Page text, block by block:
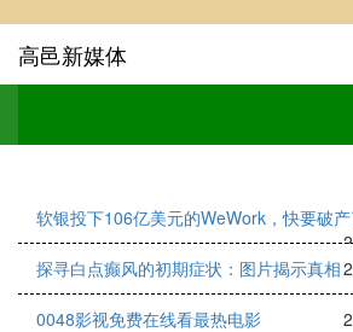
高邑新媒体
软银投下106亿美元的WeWork，快要破产
探寻白点癫风的初期症状：图片揭示真相
0048影视免费在线看最热电影